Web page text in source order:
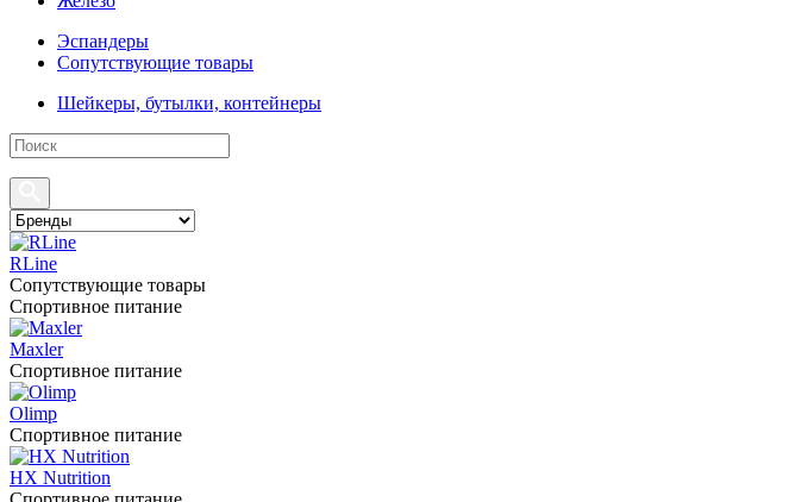
Эспандеры
Сопутствующие товары
Шейкеры, бутылки, контейнеры
RLine
Сопутствующие товары
Спортивное питание
Maxler
Спортивное питание
Olimp
Спортивное питание
HX Nutrition